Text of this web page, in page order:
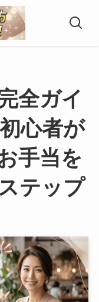
全ガイ
心者が
手当を
テップ